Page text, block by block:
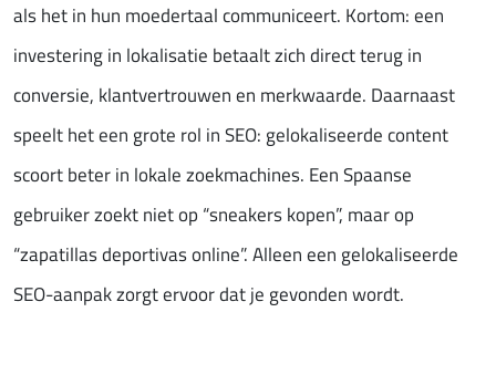
als het in hun moedertaal communiceert. Kortom: een
investering in lokalisatie betaalt zich direct terug in
conversie, klantvertrouwen en merkwaarde. Daarnaast
speelt het een grote rol in SEO: gelokaliseerde content
scoort beter in lokale zoekmachines. Een Spaanse
gebruiker zoekt niet op “sneakers kopen”, maar op
“zapatillas deportivas online”. Alleen een gelokaliseerde
SEO-aanpak zorgt ervoor dat je gevonden wordt.